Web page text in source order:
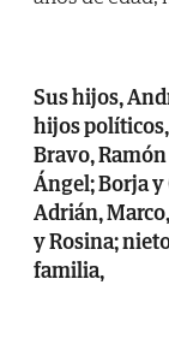
Sus hijos,
hijos
Bravo,
Ángel; Borja
Adrián,
y Rosina;
familia,